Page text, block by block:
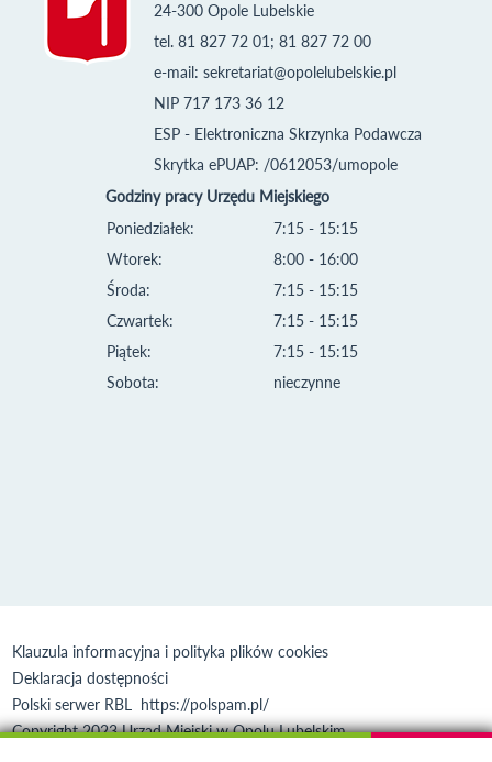
24-300 Opole Lubelskie
tel. 81 827 72 01; 81 827 72 00
e-mail: sekretariat@opolelubelskie.pl
NIP 717 173 36 12
ESP - Elektroniczna Skrzynka Podawcza
Skrytka ePUAP: /0612053/umopole
Godziny pracy Urzędu Miejskiego
Poniedziałek:
Wtorek:
Środa:
Czwartek:
Piątek:
Sobota:
7:15 - 15:15
8:00 - 16:00
7:15 - 15:15
7:15 - 15:15
7:15 - 15:15
nieczynne
Klauzula informacyjna i polityka plików cookies
Deklaracja dostępności
Polski serwer RBL https://polspam.pl/
Copyright 2023 Urząd Miejski w Opolu Lubelskim